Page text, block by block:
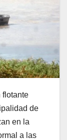
flotante
de
en la
a las